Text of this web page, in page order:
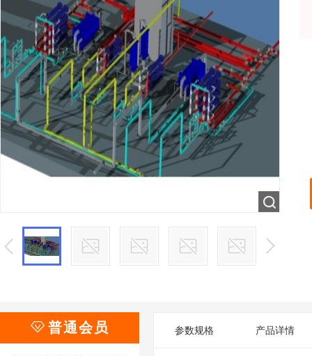
 普通会员 参数规格 产品详情